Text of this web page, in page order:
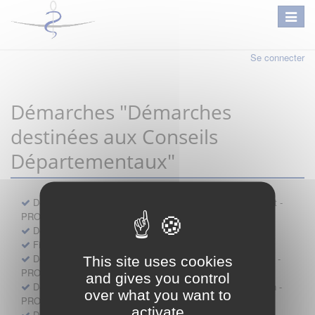
This site uses cookies
and gives you control
over what you want to
activate
Se connecter
Démarches "Démarches
destinées aux Conseils
Départementaux"
Déclaration préalable d'ouverture d'un lieu d'exercice distinct -
PROFESSIONNEL
Demande d'exemption de garde - PROFESSIONNEL
Fiche de signalement d'agression
Demande d’autorisation de se faire assister par un médecin -
PROFESSIONNEL
Demande d'autorisation de tenue de cabinet par un médecin -
PROFESSIONNEL